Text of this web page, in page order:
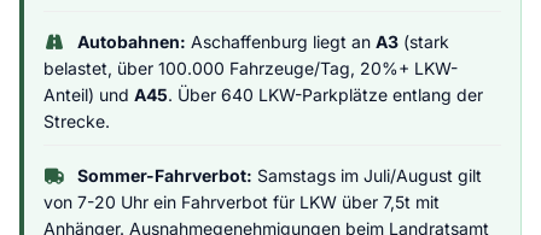
Autobahnen: Aschaffenburg liegt an A3(stark
belastet, über 100.000 Fahrzeuge/Tag, 20%+ LKW-
Anteil) und A45. Über 640 LKW-Parkplätze entlang der
Strecke.
Sommer-Fahrverbot: Samstags im Juli/August gilt
von 7-20 Uhr ein Fahrverbot für LKW über 7,5t mit
Anhänger. Ausnahmegenehmigungen beim Landratsamt